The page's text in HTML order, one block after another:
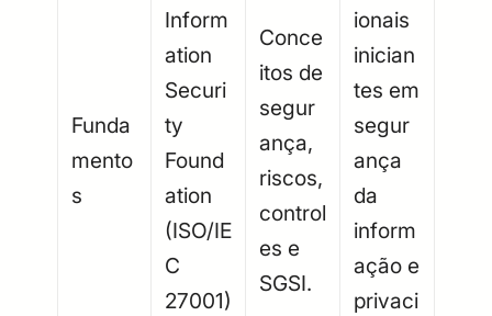
Funda
mento
s
Inform
ation
Securi
ty
Found
ation
(ISO/IE
C
27001)
Conce
itos de
segur
ança,
riscos,
control
es e
SGSI.
ionais
inician
tes em
segur
ança
da
inform
ação e
privaci